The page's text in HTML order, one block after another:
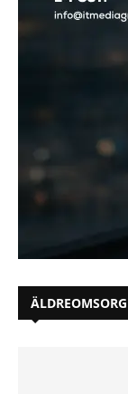
ÄLDREOMSORG